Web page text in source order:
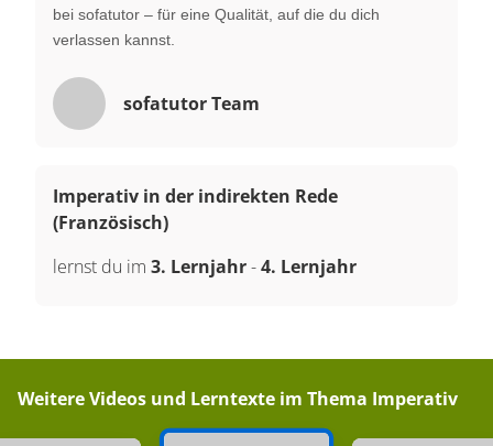
bei sofatutor – für eine Qualität, auf die du dich
verlassen kannst.
sofatutor Team
Imperativ in der indirekten Rede
(Französisch)
lernst du im 3. Lernjahr-4. Lernjahr
Weitere Videos und Lerntexte im Thema Imperativ